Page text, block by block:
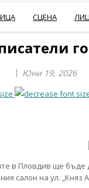
СЦЕНА
Юни 19, 2026
в Пловдив ще
салон на ул. „Княз